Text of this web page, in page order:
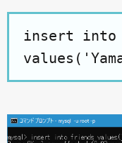
insert into